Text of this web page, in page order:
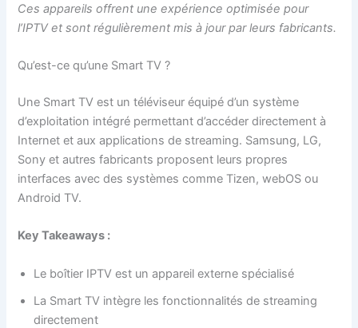
Ces appareils offrent une expérience optimisée pour
l’IPTV et sont régulièrement mis à jour par leurs fabricants.
Qu’est-ce qu’une Smart TV ?
Une Smart TV est un téléviseur équipé d’un système
d’exploitation intégré permettant d’accéder directement à
Internet et aux applications de streaming. Samsung, LG,
Sony et autres fabricants proposent leurs propres
interfaces avec des systèmes comme Tizen, webOS ou
Android TV.
Key Takeaways :
Le boîtier IPTV est un appareil externe spécialisé
La Smart TV intègre les fonctionnalités de streaming
directement